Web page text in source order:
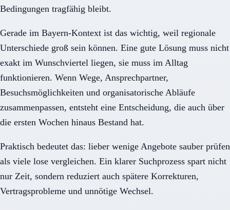
Bedingungen tragfähig bleibt.
Gerade im Bayern-Kontext ist das wichtig, weil regionale
Unterschiede groß sein können. Eine gute Lösung muss nicht
exakt im Wunschviertel liegen, sie muss im Alltag
funktionieren. Wenn Wege, Ansprechpartner,
Besuchsmöglichkeiten und organisatorische Abläufe
zusammenpassen, entsteht eine Entscheidung, die auch über
die ersten Wochen hinaus Bestand hat.
Praktisch bedeutet das: lieber wenige Angebote sauber prüfen
als viele lose vergleichen. Ein klarer Suchprozess spart nicht
nur Zeit, sondern reduziert auch spätere Korrekturen,
Vertragsprobleme und unnötige Wechsel.